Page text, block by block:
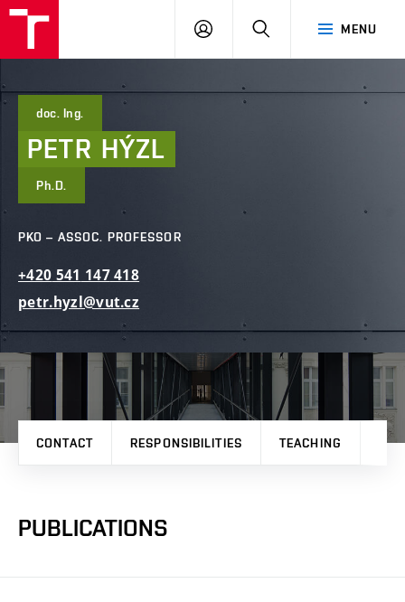
MENU
LOG
doc. Ing.
PETR HÝZL
Ph.D.
PKO – ASSOC. PROFESSOR
+420 541 147418
petr.hyzl@vut.cz
CONTACT RESPONSIBILITIES TEACHING
PUBLICATIONS